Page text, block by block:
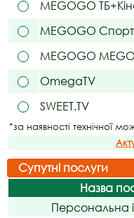
MEGOGO
MEGOGO Спорт
MEGOGO
OmegaTV
SWEET.TV
*за наявності технічної
Супутні послуги
Назва
Персональна